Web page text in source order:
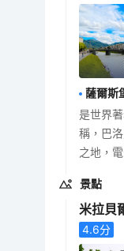
薩爾斯
是世界
稱，巴
之地，
景點
米拉貝
4.6分